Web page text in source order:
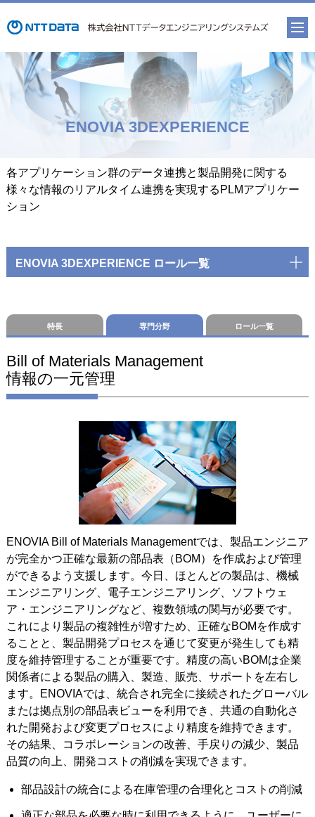
ENOVIA 3DEXPERIENCE
各アプリケーション群のデータ連携と製品開発に関する
様々な情報のリアルタイム連携を実現するPLMアプリケー
ション
ENOVIA 3DEXPERIENCE ロール一覧
特長 専門分野 ロール一覧
Bill of Materials Management
情報の一元管理
ENOVIA Bill of Materials Managementでは、製品エンジニア
が完全かつ正確な最新の部品表（BOM）を作成および管理
ができるよう支援します。今日、ほとんどの製品は、機械
エンジニアリング、電子エンジニアリング、ソフトウェ
ア・エンジニアリングなど、複数領域の関与が必要です。
これにより製品の複雑性が増すため、正確なBOMを作成す
ることと、製品開発プロセスを通じて変更が発生しても精
度を維持管理することが重要です。精度の高いBOMは企業
関係者による製品の購入、製造、販売、サポートを左右し
ます。ENOVIAでは、統合され完全に接続されたグローバル
または拠点別の部品表ビューを利用でき、共通の自動化さ
れた開発および変更プロセスにより精度を維持できます。
その結果、コラボレーションの改善、手戻りの減少、製品
品質の向上、開発コストの削減を実現できます。
部品設計の統合による在庫管理の合理化とコストの削減